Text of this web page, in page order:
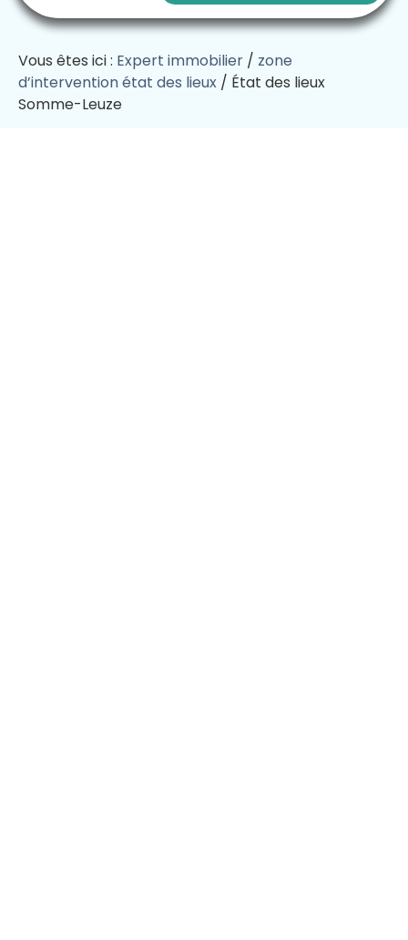
Vous êtes ici : Expert immobilier / zone
d’intervention état des lieux / État des lieux
Somme-Leuze